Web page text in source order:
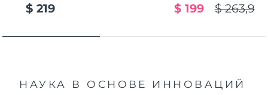
$ 219 $ 263,9
$ 199
НАУКА В ОСНОВЕ ИННОВАЦИЙ